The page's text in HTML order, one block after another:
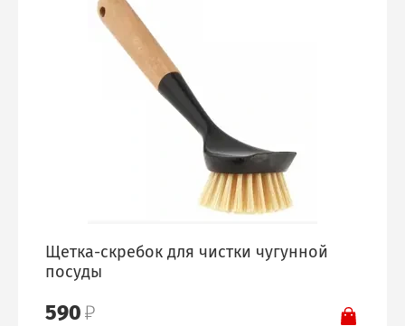
Щетка-скребок для чистки чугунной
посуды
590